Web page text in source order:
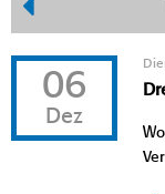
06
Dez